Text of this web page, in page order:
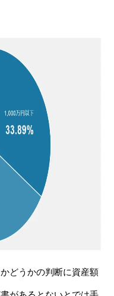
どうかの判断に資産額